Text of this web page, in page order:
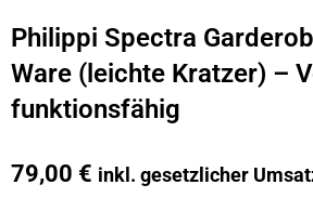
Philippi Spectra
Ware (leichte Kratzer) –
funktionsfähig
79,00 € inkl. gesetzlicher